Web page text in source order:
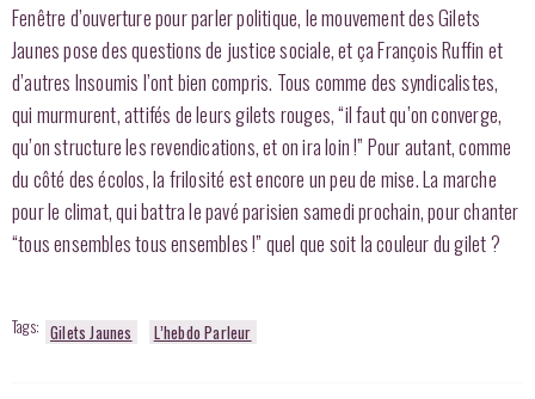
Fenêtre d’ouverture pour parler politique, le mouvement des Gilets
Jaunes pose des questions de justice sociale, et ça François Ruffin et
d’autres Insoumis l’ont bien compris. Tous comme des syndicalistes,
qui murmurent, attifés de leurs gilets rouges, “il faut qu’on converge,
qu’on structure les revendications, et on ira loin !” Pour autant, comme
du côté des écolos, la frilosité est encore un peu de mise. La marche
pour le climat, qui battra le pavé parisien samedi prochain, pour chanter
“tous ensembles tous ensembles !” quel que soit la couleur du gilet ?
Tags: Gilets Jaunes L’hebdo Parleur